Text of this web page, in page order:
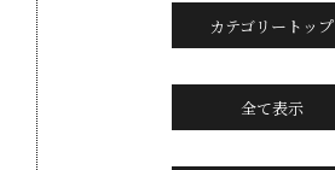
カテゴリートップ
全て表示